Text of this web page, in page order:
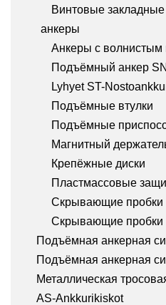
Винтовые
анкеры
Анкеры с волнистым
Подъёмный анкер
Lyhyet ST-
Подъёмные втулки
Подъёмные
Магнитный
Крепёжные диски
Пластмассовые
Скрывающие пробки
Скрывающие пробки
Подъёмная анкерная
Подъёмная анкерная
Металлическая
AS-Ankkurikiskot